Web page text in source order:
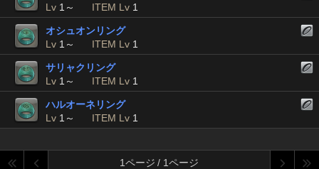
Lv 1～ ITEM Lv 1
オシュオンリング
Lv 1～ ITEM Lv 1
サリャクリング
Lv 1～ ITEM Lv 1
ハルオーネリング
Lv 1～ ITEM Lv 1
1ページ / 1ページ